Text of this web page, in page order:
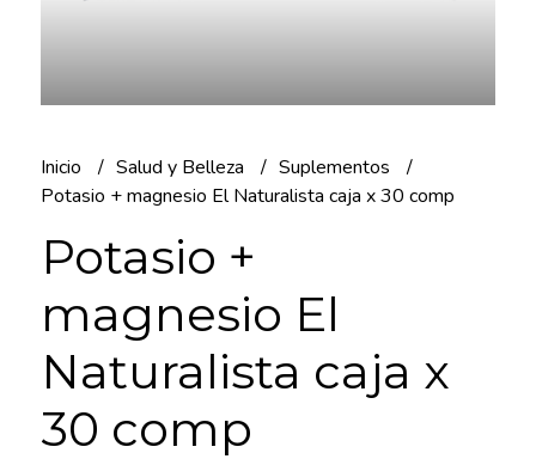
Inicio Salud y Belleza
Suplementos
Potasio + magnesio El Naturalista caja x 30 comp
Potasio +
magnesio El
Naturalista caja x
30 comp